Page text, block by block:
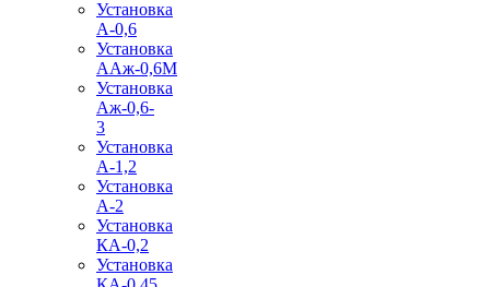
Установка
А-0,6
Установка
ААж-0,6М
Установка
Аж-0,6-
3
Установка
А-1,2
Установка
А-2
Установка
КА-0,2
Установка